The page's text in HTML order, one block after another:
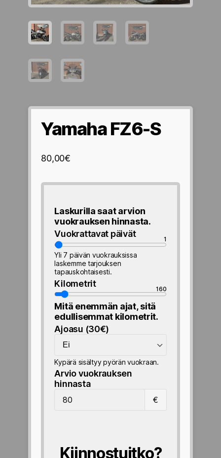
Yamaha FZ6-S
80,00€
Laskurilla saat arvion
vuokrauksen hinnasta.
Vuokrattavat päivät
V
u
o
k
r
a
t
t
a
v
p
ä
i
1
Yli 7 päivän vuokrauksissa
laskemme tarjouksen
tapauskohtaisesti.
Kilometrit
K
i
l
o
m
r
i
t
160
Mitä enemmän ajat, sitä
edullisemmat kilometrit.
Ajoasu (30€)
o
a
s
u
Kypärä sisältyy pyörän vuokraan.
Arvio vuokrauksen
hinnasta
€
Kiinnostuitko?